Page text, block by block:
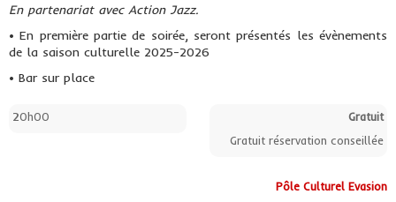
En partenariat avec Action Jazz.
• En première partie de soirée, seront présentés les évènements
de la saison culturelle 2025-2026
• Bar sur place
20h00
Gratuit
Gratuit réservation conseillée
Pôle Culturel Evasion